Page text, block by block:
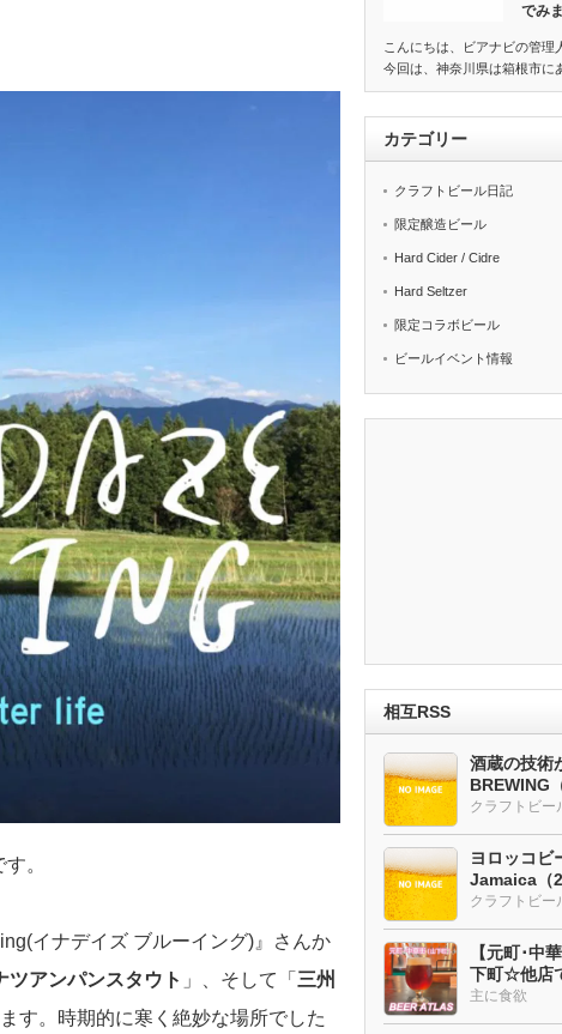
。
イナデイズ ブルーイング)』さんか
ツアンパンスタウト 」、そして「 三州
す。時期的に寒く絶妙な場所でした
でみ
こんにちは、ビアナビの管理
今回は、神奈川県は箱根市に
カテゴリー
クラフトビール日記
限定醸造ビール
Hard Cider / Cidre
Hard Seltzer
限定コラボビール
ビールイベント情報
相互RSS
酒蔵の技
BREWING
クラフトビー
ヨロッコ
Jamaica（
【元町･中
下町☆他店
ー多め
主に食欲